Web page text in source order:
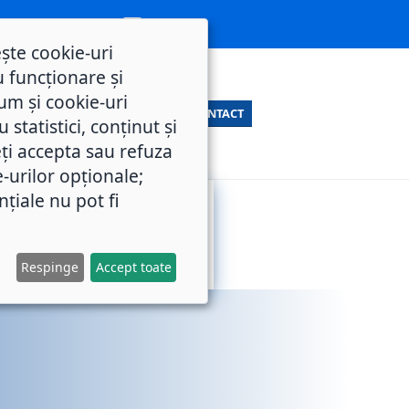
CONTACT
cookie-uri
funcționare și
și cookie-uri
statistici, conținut și
accepta sau refuza
urilor opționale;
nu pot fi
Respinge Accept toate